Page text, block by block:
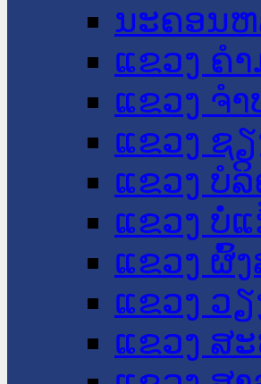
ນະ​ຄອນ​ຫ
ແຂວງ ຄໍ
ແຂວງ ຈໍ
ແຂວງ ຊຽ
ແຂວງ ບໍ
ແຂວງ ບໍ່
ແຂວງ ຜົ້
ແຂວງ ວຽ
ແຂວງ ສ